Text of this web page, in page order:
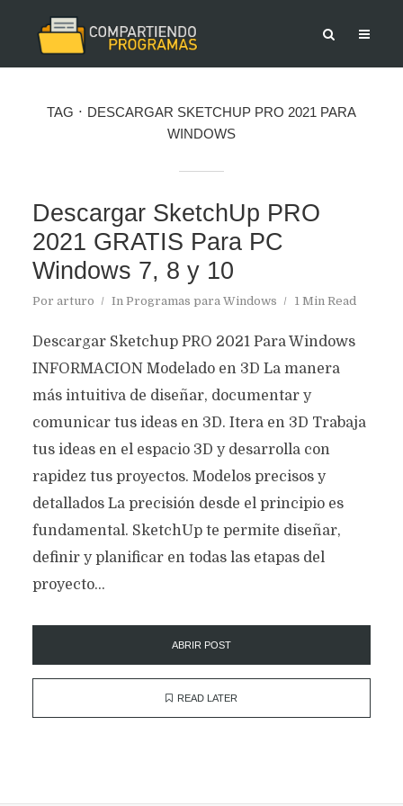
TAG
DESCARGAR SKETCHUP PRO 2021 PARA
WINDOWS
Descargar SketchUp PRO
2021 GRATIS Para PC
Windows 7, 8 y 10
Por arturo In Programas para Windows 1 Min Read
Descargar Sketchup PRO 2021 Para Windows
INFORMACION Modelado en 3D La manera
más intuitiva de diseñar, documentar y
comunicar tus ideas en 3D. Itera en 3D Trabaja
tus ideas en el espacio 3D y desarrolla con
rapidez tus proyectos. Modelos precisos y
detallados La precisión desde el principio es
fundamental. SketchUp te permite diseñar,
definir y planificar en todas las etapas del
proyecto...
ABRIR POST
READ LATER